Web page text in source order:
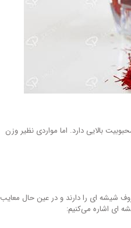
بالایی دارد. اما مواردی نظیر وزن
شیشه ای را دارند و در عین حال معایب
ای اشاره می‌کنیم: